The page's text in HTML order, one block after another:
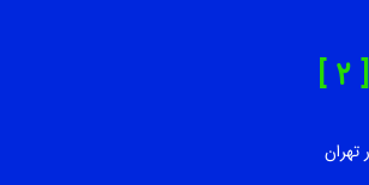
تهران